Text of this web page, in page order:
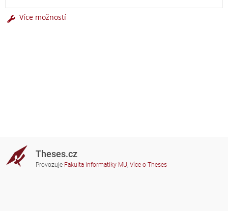
Více možností
Theses.cz
Provozuje Fakulta informatiky MU, Více o Theses